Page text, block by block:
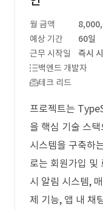
월 금액
예상 기간
60일
근무 시작일
즉시
백엔드 개발자
테크 리드
프로젝트는
을 핵심 기술 스
시스템을 구축하
로는 회원가입 및
시 알림 시스템,
제 기능, 앱 내 채